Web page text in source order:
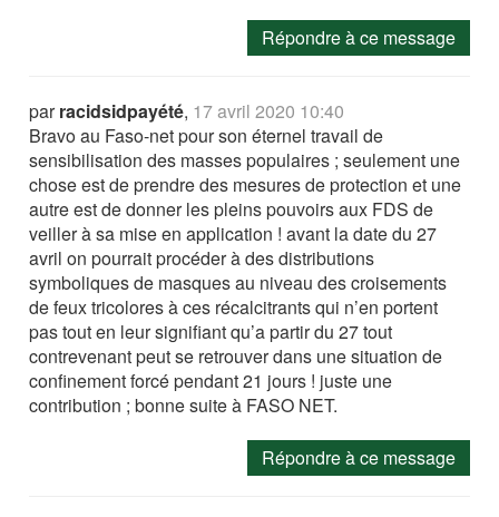
Répondre à ce message
parracidsidpayété, 17 avril 2020 10:40
Bravo au Faso-net pour son éternel travail de
sensibilisation des masses populaires ; seulement une
chose est de prendre des mesures de protection et une
autre est de donner les pleins pouvoirs aux FDS de
veiller à sa mise en application ! avant la date du 27
avril on pourrait procéder à des distributions
symboliques de masques au niveau des croisements
de feux tricolores à ces récalcitrants qui n’en portent
pas tout en leur signifiant qu’a partir du 27 tout
contrevenant peut se retrouver dans une situation de
confinement forcé pendant 21 jours ! juste une
contribution ; bonne suite à FASO NET.
Répondre à ce message